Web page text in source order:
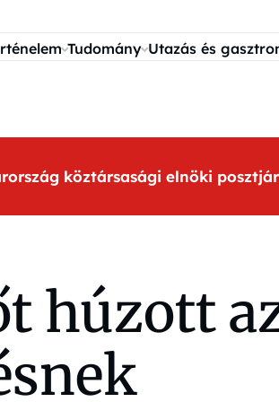
Tudomány Utazás és
köztársasági elnöki
húzott